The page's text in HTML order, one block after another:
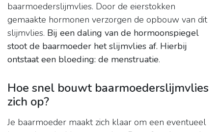
baarmoederslijmvlies. Door de eierstokken
gemaakte hormonen verzorgen de opbouw van dit
slijmvlies. Bij een daling van de hormoonspiegel
stoot de baarmoeder het slijmvlies af. Hierbij
ontstaat een bloeding: de menstruatie.
Hoe snel bouwt baarmoederslijmvlies
zich op?
Je baarmoeder maakt zich klaar om een eventueel